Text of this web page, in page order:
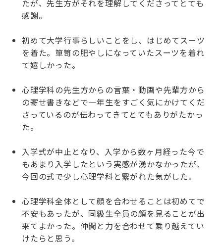
たが、先生方がそれを理解してくださってとても
感謝。
初めて大学行事らしいことをし、はじめてスーツ
を着た。箪笥の肥やしになっていたスーツを着れ
て嬉しかった。
心理学科の先生方からの言葉・動画や先輩方から
の寄せ書きなどで一年生をすごく気にかけてくだ
さっているのが伝わってきてとてもありがたかっ
た。
入学式が中止となり、入学から数ヶ月経った今で
もあまり入学したという実感が湧かなかったが、
今回の式で少し心理学科と繋がれた気がした。
心理学科全体として顔を合わせることは初めてで
不安もあったが、同級生全員の顔を見ることが出
来てよかった。仲間と力を合わせて乗り越えてい
けたらと思う。